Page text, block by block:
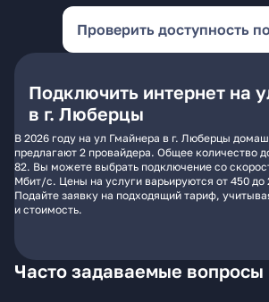
Проверить доступность
Подключить интернет на
в г. Люберцы
В 2026 году на ул Гмайнера в г. Люберцы
предлагают 2 провайдера. Общее количество
82. Вы можете выбрать подключение со
Мбит/с. Цены на услуги варьируются от 450 до
Подайте заявку на подходящий тариф,
и стоимость.
Часто задаваемые вопросы